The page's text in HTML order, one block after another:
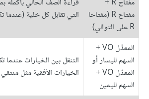
مفتاح R +
مفتاح R (مفتاحا
R على التوالي)
قراءة الصف الحالي بأكمله
التي تقابل كل خلية
المعدِّل VO +
السهم لليسار أو
المعدّل VO +
السهم لليمين
التنقل بين الخيارات
الخيارات الأفقية مثل